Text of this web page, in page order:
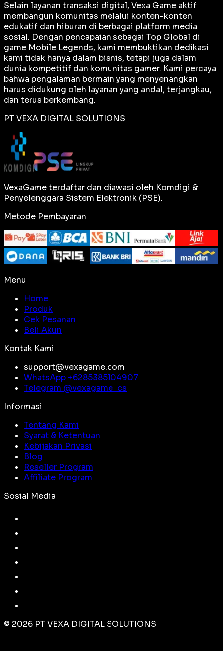
Selain layanan transaksi digital, Vexa Game aktif
membangun komunitas melalui konten-konten
edukatif dan hiburan di berbagai platform media
sosial. Dengan pencapaian sebagai Top Global di
game Mobile Legends, kami membuktikan dedikasi
kami tidak hanya dalam bisnis, tetapi juga dalam
dunia kompetitif dan komunitas gamer. Kami percaya
bahwa pengalaman bermain yang menyenangkan
harus didukung oleh layanan yang andal, terjangkau,
dan terus berkembang.
PT VEXA DIGITAL SOLUTIONS
VexaGame terdaftar dan diawasi oleh Komdigi &
Penyelenggara Sistem Elektronik (PSE).
Metode Pembayaran
Menu
Home
Produk
Cek Pesanan
Beli Akun
Kontak Kami
support@vexagame.com
WhatsApp +6285385104907
Telegram @vexagame_cs
Informasi
Tentang Kami
Syarat & Ketentuan
Kebijakan Privasi
Blog
Reseller Program
Affiliate Program
Sosial Media
© 2026 PT VEXA DIGITAL SOLUTIONS